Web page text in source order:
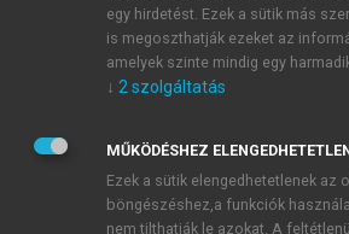
Kérek értesítést a MeRSZ
Kérek értesítést az Akadémiai Kiadó
Adatkezelési tájékoztatóban
veszem és elfogadom.
Általános vásárlási feltételeket,
mersz.huoldalak
egy hirdetést. Ezek a sütik más
is megoszthatják ezeket az
amelyek szinte mindig egy
↓ 2 szolgáltatás
MŰKÖDÉSHEZ
Ezek a sütik elengedhetetlenek az
böngészéshez,a funkciók
nem tilthatják le azokat. A